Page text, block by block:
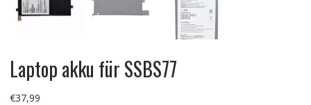
Laptop akku für SSBS77
€37,99